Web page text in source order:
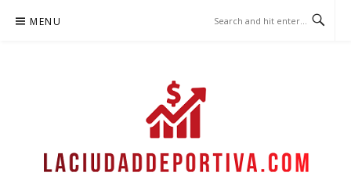
MENU